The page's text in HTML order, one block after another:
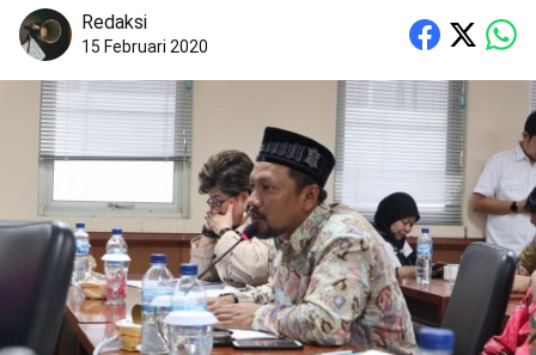
Redaksi
15 Februari 2020